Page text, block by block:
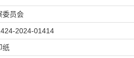
委员会
2024-01414
纸